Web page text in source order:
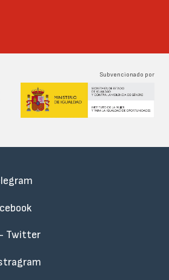
Subvencionado por
Twitter